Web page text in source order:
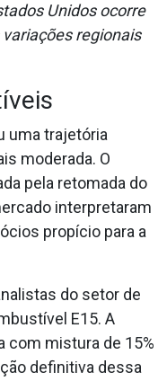
Unidos ocorre
regionais
uma trajetória
moderada. O
pela retomada do
interpretaram
propício para a
do setor de
E15. A
com mistura de 15%
definitiva dessa